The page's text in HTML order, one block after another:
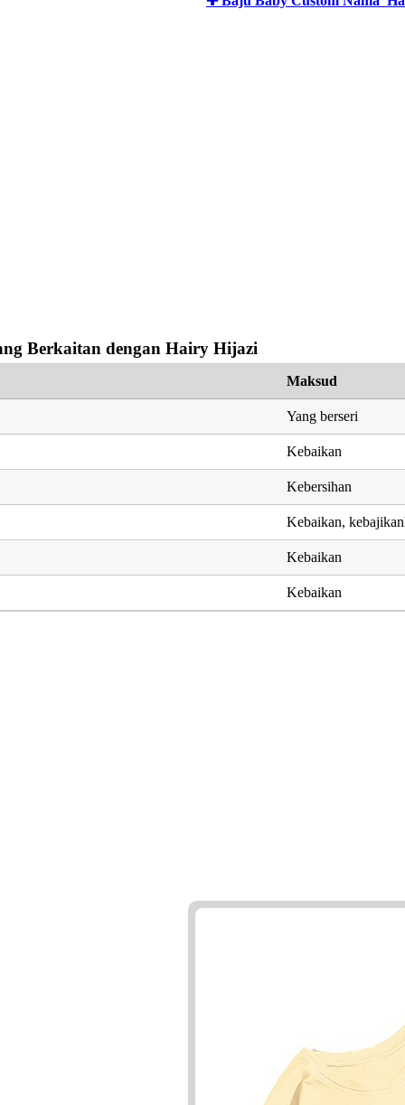
Berkaitan dengan Hairy Hijazi
Maksud
Yang berseri
Kebaikan
Kebersihan
Kebaikan,
Kebaikan
Kebaikan